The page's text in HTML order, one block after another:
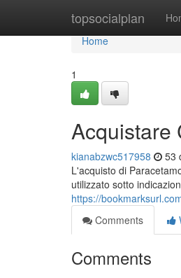
topsocialplan
Home
Home
1
Acquistare
kianabzwc517958 53
L'acquisto di
utilizzato sotto
https://
Comments
Comments